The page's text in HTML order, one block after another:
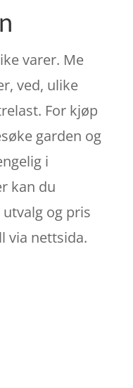
varer. Me
ved, ulike
For kjøp
garden og
i
kan du
og pris
via nettsida.